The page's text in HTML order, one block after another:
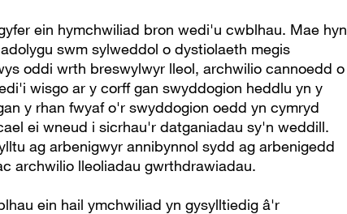
ein hymchwiliad bron wedi'u cwblhau. Mae hyn
swm sylweddol o dystiolaeth megis
oddi wrth breswylwyr lleol, archwilio cannoedd o
wisgo ar y corff gan swyddogion heddlu yn y
y rhan fwyaf o'r swyddogion oedd yn cymryd
ei wneud i sicrhau'r datganiadau sy'n weddill.
ag arbenigwyr annibynnol sydd ag arbenigedd
archwilio lleoliadau gwrthdrawiadau.
ein hail ymchwiliad yn gysylltiedig â'r